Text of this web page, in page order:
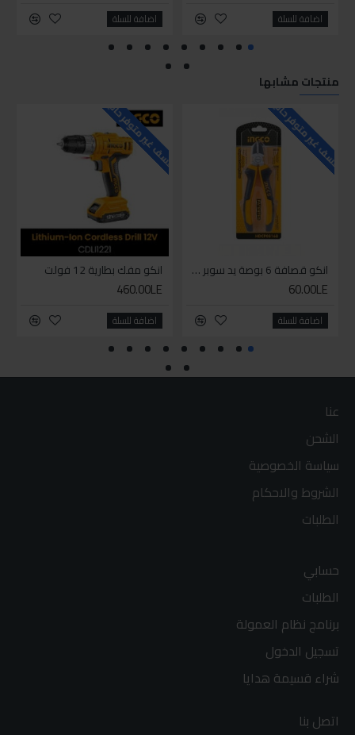
اضافة للسلة اضافة للسلة
منتجات مشابها
للاسف غير متوفر حاليا
انكو قصافة 6 بوصة يد سوبر وان
60.00LE
اضافة للسلة
للاسف غير متوفر حاليا
انكو مفك بطارية 12 فولت
460.00LE
اضافة للسلة
عنا
الشحن
سياسة الخصوصية
الشروط والاحكام
الطلبات
حسابي
الطلبات
برنامج نظام العمولة
تسجيل الدخول
شراء قسيمة هدايا
اتصل بنا